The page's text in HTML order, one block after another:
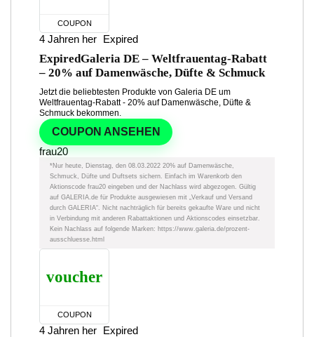
COUPON
4 Jahren her Expired
ExpiredGaleria DE – Weltfrauentag-Rabatt
– 20% auf Damenwäsche, Düfte & Schmuck
Jetzt die beliebtesten Produkte von Galeria DE um
Weltfrauentag-Rabatt - 20% auf Damenwäsche, Düfte &
Schmuck bekommen.
COUPON ANSEHEN
frau20
*Nur heute, Dienstag, den 08.03.2022 20% auf Damenwäsche,
Schmuck, Düfte und Duftsets sichern. Einfach im Warenkorb den
Aktionscode frau20 eingeben und der Nachlass wird abgezogen. Gültig
auf GALERIA.de für Produkte ausgewiesen mit „Verkauf und Versand
durch GALERIA“. Nicht nachträglich für bereits gekaufte Ware und nicht
in Verbindung mit anderen Rabattaktionen und Aktionscodes einsetzbar.
Kein Nachlass auf folgende Marken: https://www.galeria.de/prozent-
ausschluesse.html
voucher
COUPON
4 Jahren her Expired